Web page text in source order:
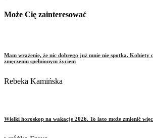
Może Cię zainteresować
Mam wrażenie, że nic dobrego już mnie nie spotka. Kobiety
zmęczeniu spełnionym życiem
Rebeka Kamińska
Wielki horoskop na wakacje 2026. To lato może zmienić